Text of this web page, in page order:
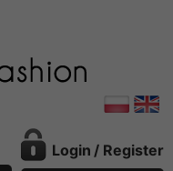
Login / Register